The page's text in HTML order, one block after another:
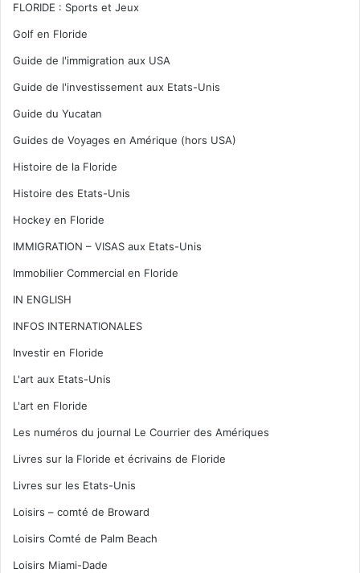
FLORIDE : Sports et Jeux
Golf en Floride
Guide de l'immigration aux USA
Guide de l'investissement aux Etats-Unis
Guide du Yucatan
Guides de Voyages en Amérique (hors USA)
Histoire de la Floride
Histoire des Etats-Unis
Hockey en Floride
IMMIGRATION – VISAS aux Etats-Unis
Immobilier Commercial en Floride
IN ENGLISH
INFOS INTERNATIONALES
Investir en Floride
L'art aux Etats-Unis
L'art en Floride
Les numéros du journal Le Courrier des Amériques
Livres sur la Floride et écrivains de Floride
Livres sur les Etats-Unis
Loisirs – comté de Broward
Loisirs Comté de Palm Beach
Loisirs Miami-Dade